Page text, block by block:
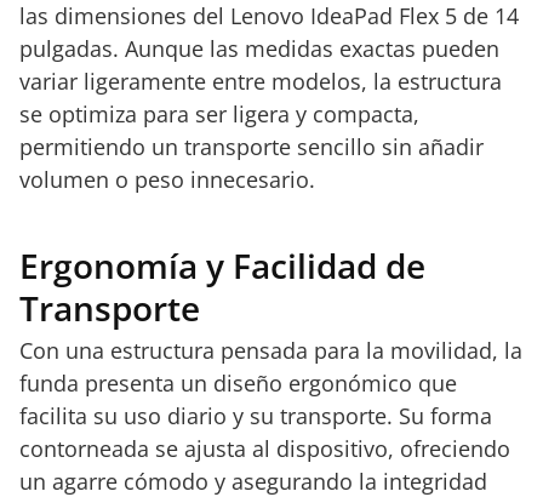
las dimensiones del Lenovo IdeaPad Flex 5 de 14
pulgadas. Aunque las medidas exactas pueden
variar ligeramente entre modelos, la estructura
se optimiza para ser ligera y compacta,
permitiendo un transporte sencillo sin añadir
volumen o peso innecesario.
Ergonomía y Facilidad de
Transporte
Con una estructura pensada para la movilidad, la
funda presenta un diseño ergonómico que
facilita su uso diario y su transporte. Su forma
contorneada se ajusta al dispositivo, ofreciendo
un agarre cómodo y asegurando la integridad